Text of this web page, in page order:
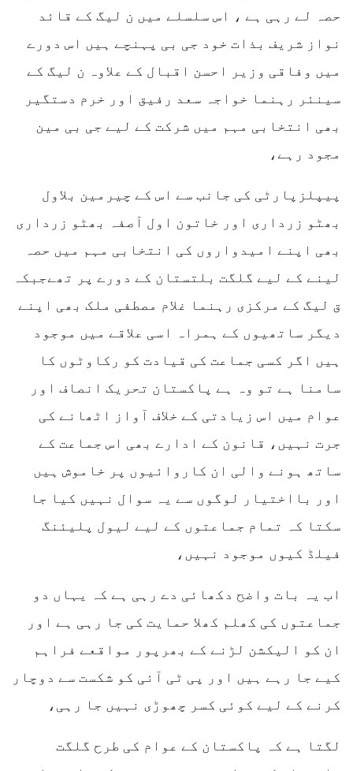
حصہ لے رہی ہے ، اس سلسلے میں ن لیگ کے قائد
نواز شریف بذات خود جی بی پہنچے ہیں اس دورے
میں وفاقی وزیر احسن اقبال کے علاوہ ن لیگ کے
سینئر رہنما خواجہ سعد رفیق اور خرم دستگیر
بھی انتخابی مہم میں شرکت کے لیے جی بی مین
مجود رہے،
پیپلزپارٹی کی جانب سے اس کے چیرمین بلاول
بھٹو زرداری اور خاتون اول آصفہ بھٹو زرداری
بھی اپنے امیدواروں کی انتخابی مہم میں حصہ
لینے کے لیے گلگت بلتستان کے دورے پر تھےجبکہ
ق لیگ کے مرکزی رہنما غلام مصطفی ملک بھی اپنے
دیگر ساتھیوں کے ہمراہ اسی علاقے میں موجود
ہیں اگر کسی جماعت کی قیادت کو رکاوٹوں کا
سامنا ہے تو وہ ہے پاکستان تحریک انصاف اور
عوام میں اس زیادتی کے خلاف آواز اٹھانے کی
جرت نہیں، قانون کے ادارے بھی اس جماعت کے
ساتھ ہونے والی ان کاروائیوں پر خاموش ہیں
اور بااختیار لوگوں سے یہ سوال نہیں کیا جا
سکتا کہ تمام جماعتوں کے لیے لیول پلیئنگ
فیلڈ کیوں موجود نہیں،
اب یہ بات واضح دکھائی دے رہی ہے کہ یہاں دو
جماعتوں کی کھلم کھلا حمایت کی جا رہی ہے اور
ان کو الیکشن لڑنے کے بھرپور مواقعے فراہم
کیے جا رہے ہیں اور پی ٹی آئی کو شکست سے دوچار
کرنے کے لیے کوئی کسر چھوڑی نہیں جا رہی،
لگتا ہے کہ پاکستان کے عوام کی طرح گلگت